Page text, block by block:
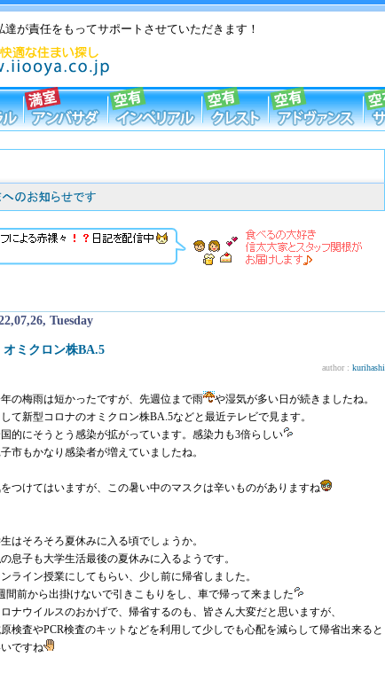
が責任をもってサポートさせていただきます！
Tuesday
オミクロン株BA.5
author : kurihashi
の梅雨は短かったですが、先週位まで雨
や湿気が多い日が続きましたね。
て新型コロナのオミクロン株BA.5などと最近テレビで見ます。
的にそうとう感染が拡がっています。感染力も3倍らしい
市もかなり感染者が増えていましたね。
つけてはいますが、この暑い中のマスクは辛いものがありますね
はそろそろ夏休みに入る頃でしょうか。
息子も大学生活最後の夏休みに入るようです。
ライン授業にしてもらい、少し前に帰省しました。
間前から出掛けないで引きこもりをし、車で帰って来ました
ナウイルスのおかげで、帰省するのも、皆さん大変だと思いますが、
検査やPCR検査のキットなどを利用して少しでも心配を減らして帰省出来ると
ですね